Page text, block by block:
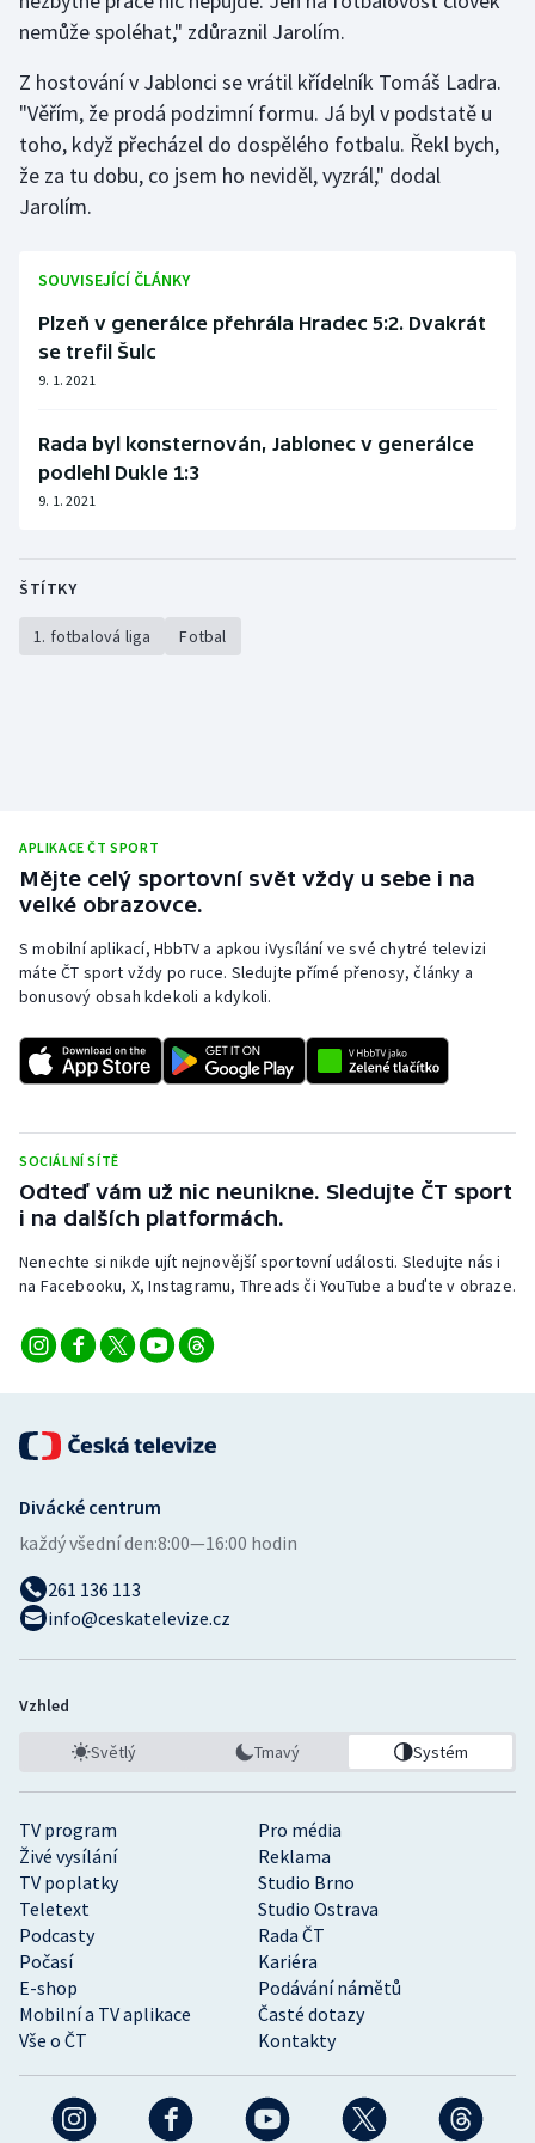
nemůže spoléhat," zdůraznil Jarolím.
Z hostování v Jablonci se vrátil křídelník Tomáš Ladra.
"Věřím, že prodá podzimní formu. Já byl v podstatě u
toho, když přecházel do dospělého fotbalu. Řekl bych,
že za tu dobu, co jsem ho neviděl, vyzrál," dodal
Jarolím.
SOUVISEJÍCÍ ČLÁNKY
Plzeň v generálce přehrála Hradec 5:2. Dvakrát
se trefil Šulc
9. 1. 2021
Rada byl konsternován, Jablonec v generálce
podlehl Dukle 1:3
9. 1. 2021
ŠTÍTKY
1. fotbalová liga Fotbal
APLIKACE ČT SPORT
Mějte celý sportovní svět vždy u sebe i na
velké obrazovce.
S mobilní aplikací, HbbTV a apkou iVysílání ve své chytré televizi
máte ČT sport vždy po ruce. Sledujte přímé přenosy, články a
bonusový obsah kdekoli a kdykoli.
SOCIÁLNÍ SÍTĚ
Odteď vám už nic neunikne. Sledujte ČT sport
i na dalších platformách.
Nenechte si nikde ujít nejnovější sportovní události. Sledujte nás i
na Facebooku, X, Instagramu, Threads či YouTube a buďte v obraze.
TV program
Pro média
Živé vysílání
Reklama
TV poplatky
Studio Brno
Teletext
Studio Ostrava
Podcasty
Rada ČT
Počasí
Kariéra
E-shop
Podávání námětů
Mobilní a TV aplikace
Časté dotazy
Vše o ČT
Kontakty
Divácké centrum
každý všední den:8:00—16:00 hodin
261 136 113
info@ceskatelevize.cz
Vzhled
Světlý Tmavý Systém